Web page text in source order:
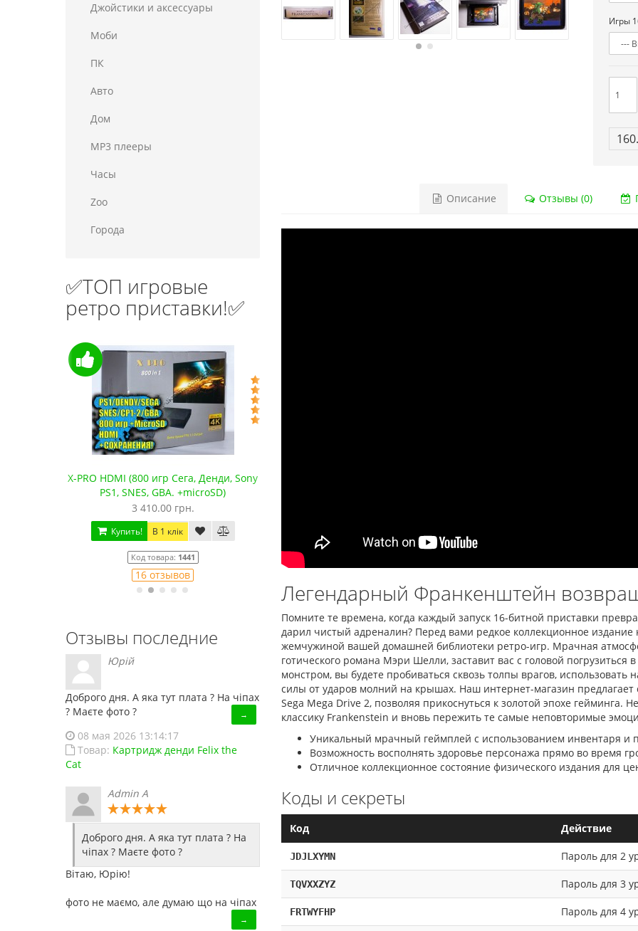
Джойстики и аксессуары
Моби
ПК
Авто
Дом
MP3 плееры
Часы
Zoo
Города
✅ТОП игровые
ретро приставки!✅
Денди, Sony
Сега Мега Драйв 2 (ОРИГИНАЛЬНОЕ
качество!)
1 250.00 грн.
Купить! В 1 клік
Код товара:
79 отзывов
Отзывы последние
Юрій
Доброго дня. А яка тут плата ? На чіпах
? Маєте фото ?
→
08 мая 2026 13:14:17
Товар: Картридж денди Felix the
Cat
Admin A
Доброго дня. А яка тут плата ? На
чіпах ? Маєте фото ?
Вітаю, Юрію!
фото не маємо, але думаю що на чіпах
→
Игры
Описание Отзывы (0)
Легендарный Франкенштейн
Помните те времена, когда каждый запуск 16-битной приставки
дарил чистый адреналин? Перед вами редкое коллекционное издание
жемчужиной вашей домашней библиотеки ретро-игр. Мрачная
готического романа Мэри Шелли, заставит вас с головой
монстром, вы будете пробиваться сквозь толпы врагов,
силы от ударов молний на крышах. Наш интернет-магазин
Sega Mega Drive 2, позволяя прикоснуться к золотой эпохе
классику Frankenstein и вновь пережить те самые неповторимые
Уникальный мрачный геймплей с использованием инвентаря и
Возможность восполнять здоровье персонажа прямо во время
Отличное коллекционное состояние физического издания для
Коды и секреты
Код Действие
JDJLXYMN Пароль для 2
TQVXXZYZ Пароль для 3
FRTWYFHP Пароль для 4